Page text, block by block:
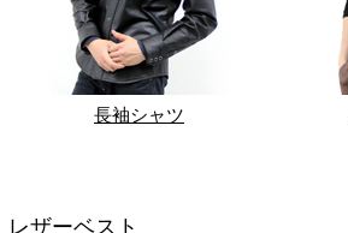
長袖シャツ
レザーベスト